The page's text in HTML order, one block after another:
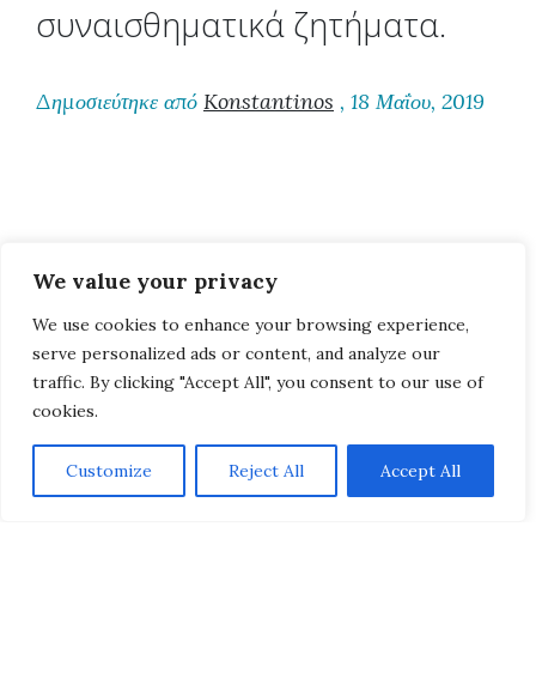
We value your privacy
We use cookies to enhance your browsing experience,
serve personalized ads or content, and analyze our
traffic. By clicking "Accept All", you consent to our use of
cookies.
Customize Reject All Accept All
συναισθηματικά ζητήματα.
Δημοσιεύτηκε από Konstantinos , 18 Μαΐου, 2019